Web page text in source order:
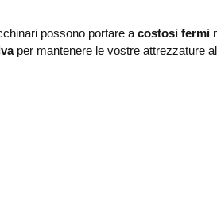
possono portare a costosi fermi
per mantenere le vostre attrezzature